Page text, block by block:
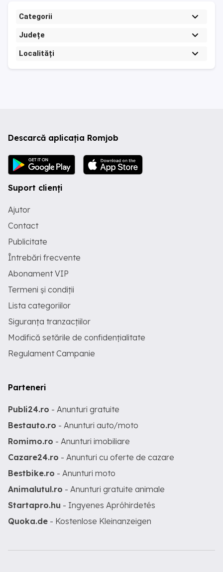
Categorii
Județe
Localități
Descarcă aplicația Romjob
Suport clienți
Ajutor
Contact
Publicitate
Întrebări frecvente
Abonament VIP
Termeni și condiții
Lista categoriilor
Siguranța tranzacțiilor
Modifică setările de confidențialitate
Regulament Campanie
Parteneri
Publi24.ro - Anunturi gratuite
Bestauto.ro - Anunturi auto/moto
Romimo.ro - Anunturi imobiliare
Cazare24.ro - Anunturi cu oferte de cazare
Bestbike.ro - Anunturi moto
Animalutul.ro - Anunturi gratuite animale
Startapro.hu - Ingyenes Apróhirdetés
Quoka.de - Kostenlose Kleinanzeigen